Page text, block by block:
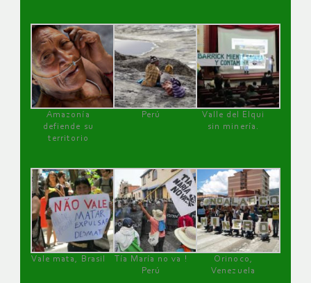
Amazonía
defiende su
territorio
Perú
Valle del Elqui
sin minería.
Vale mata, Brasil
Tía María no va !
Perú
Orinoco,
Venezuela